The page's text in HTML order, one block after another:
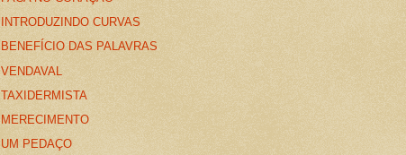
INTRODUZINDO CURVAS
BENEFÍCIO DAS PALAVRAS
VENDAVAL
TAXIDERMISTA
MERECIMENTO
UM PEDAÇO